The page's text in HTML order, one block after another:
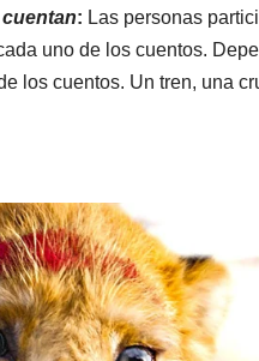
: Las personas
uno de los cuentos.
los cuentos. Un tren, una